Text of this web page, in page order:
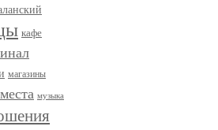
кафе
магазины
места музыка